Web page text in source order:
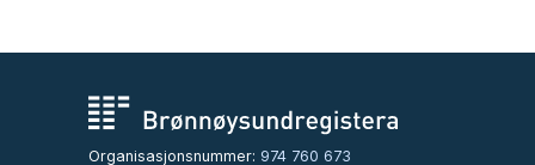
Organisasjonsnummer: 974 760 673